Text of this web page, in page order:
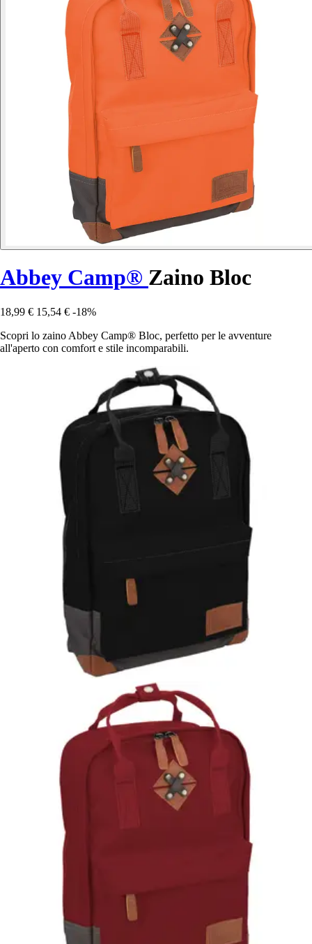
Abbey Camp® Zaino Bloc
18,99 € 15,54 € -18%
Scopri lo zaino Abbey Camp® Bloc, perfetto per le avventure
all'aperto con comfort e stile incomparabili.